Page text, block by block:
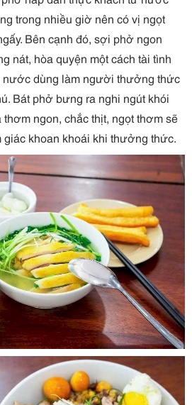
trong nhiều giờ nên có vị ngọt
Bên cạnh đó, sợi phở ngon
nát, hòa quyện một cách tài tình
dùng làm người thưởng thức
Bát phở bưng ra nghi ngút khói
ngon, chắc thịt, ngọt thơm sẽ
giác khoan khoái khi thưởng thức.